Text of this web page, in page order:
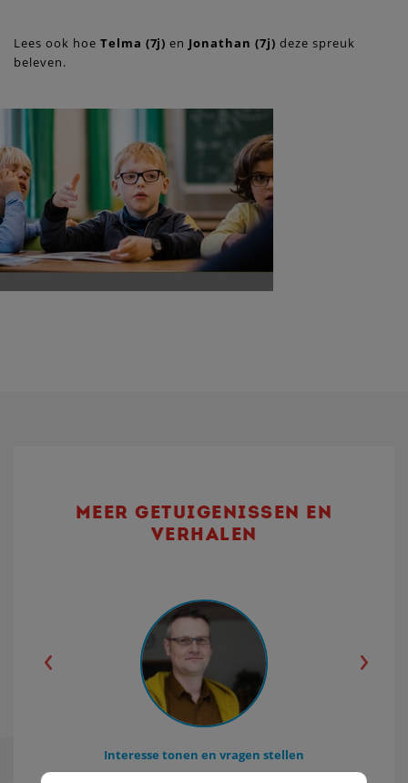
Lees ook hoe Telma (7j) en Jonathan (7j) deze spreuk
beleven.
MEER GETUIGENISSEN EN
VERHALEN
Interesse tonen en vragen stellen